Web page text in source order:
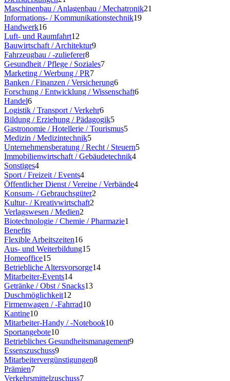
Maschinenbau / Anlagenbau / Mechatronik21
Informations- / Kommunikationstechnik19
Handwerk16
Luft- und Raumfahrt12
Bauwirtschaft / Architektur9
Fahrzeugbau / -zulieferer8
Gesundheit / Pflege / Soziales7
Marketing / Werbung / PR7
Banken / Finanzen / Versicherung6
Forschung / Entwicklung / Wissenschaft6
Handel6
Logistik / Transport / Verkehr6
Bildung / Erziehung / Pädagogik5
Gastronomie / Hotellerie / Tourismus5
Medizin / Medizintechnik5
Unternehmensberatung / Recht / Steuern5
Immobilienwirtschaft / Gebäudetechnik4
Sonstiges4
Sport / Freizeit / Events4
Öffentlicher Dienst / Vereine / Verbände4
Konsum- / Gebrauchsgüter2
Kultur- / Kreativwirtschaft2
Verlagswesen / Medien2
Biotechnologie / Chemie / Pharmazie1
Benefits
Flexible Arbeitszeiten16
Aus- und Weiterbildung15
Homeoffice15
Betriebliche Altersvorsorge14
Mitarbeiter-Events14
Getränke / Obst / Snacks13
Duschmöglichkeit12
Firmenwagen / -Fahrrad10
Kantine10
Mitarbeiter-Handy / -Notebook10
Sportangebote10
Betriebliches Gesundheitsmanagement9
Essenszuschuss9
Mitarbeitervergünstigungen8
Prämien7
Verkehrsmittelzuschuss7